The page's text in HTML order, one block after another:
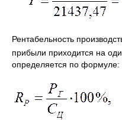
Рентабельность
прибыли приходится на
определяется по формуле: